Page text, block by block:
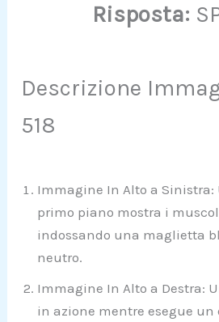
Risposta:
Descrizione
518
Immagine In Alto a Sinistra:
primo piano mostra i
indossando una maglietta
neutro.
Immagine In Alto a Destra:
in azione mentre esegue un